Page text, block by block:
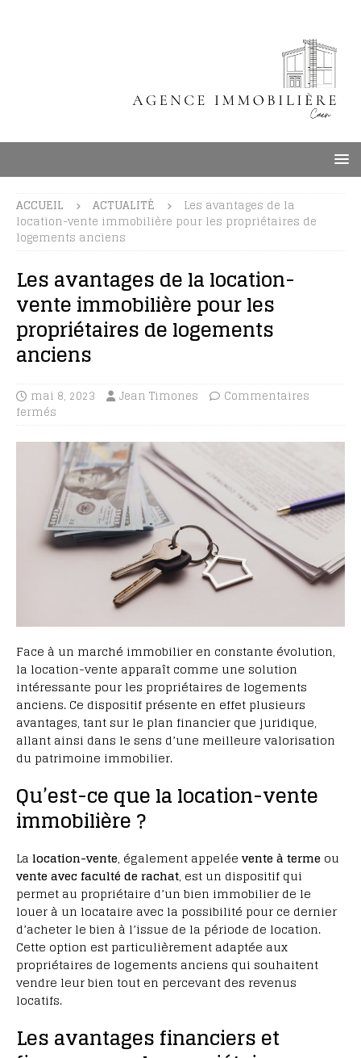
ACCUEIL ACTUALITÉ
Les avantages de la
location-vente immobilière pour les propriétaires de
logements anciens
Les avantages de la location-
vente immobilière pour les
propriétaires de logements
anciens
mai 8, 2023 Jean Timones
Commentaires
fermés
Face à un marché immobilier en constante évolution,
la location-vente apparaît comme une solution
intéressante pour les propriétaires de logements
anciens. Ce dispositif présente en effet plusieurs
avantages, tant sur le plan financier que juridique,
allant ainsi dans le sens d’une meilleure valorisation
du patrimoine immobilier.
Qu’est-ce que la location-vente
immobilière ?
La location-vente, également appelée vente à terme ou
vente avec faculté de rachat, est un dispositif qui
permet au propriétaire d’un bien immobilier de le
louer à un locataire avec la possibilité pour ce dernier
d’acheter le bien à l’issue de la période de location.
Cette option est particulièrement adaptée aux
propriétaires de logements anciens qui souhaitent
vendre leur bien tout en percevant des revenus
locatifs.
Les avantages financiers et